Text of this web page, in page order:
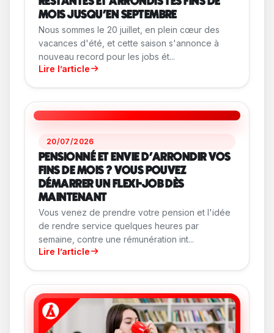
MOIS JUSQU'EN SEPTEMBRE
Nous sommes le 20 juillet, en plein cœur des
vacances d'été, et cette saison s'annonce à
nouveau record pour les jobs ét...
Lire l’article
20/07/2026
PENSIONNÉ ET ENVIE D'ARRONDIR VOS
FINS DE MOIS ? VOUS POUVEZ
DÉMARRER UN FLEXI-JOB DÈS
MAINTENANT
Vous venez de prendre votre pension et l'idée
de rendre service quelques heures par
semaine, contre une rémunération int...
Lire l’article